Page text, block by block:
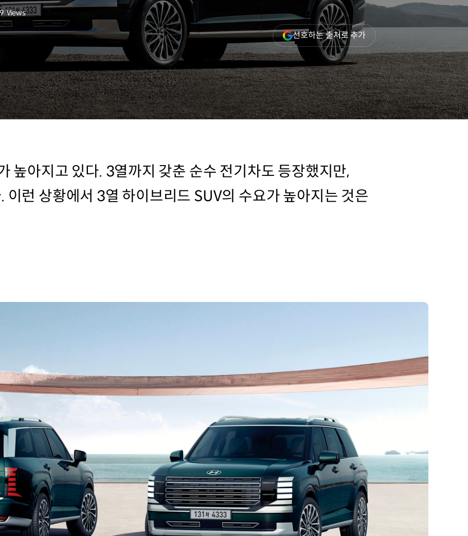
Views
선호하는 출처로 추가(새
창
열림)
높아지고 있다. 3열까지 갖춘 순수 전기차도 등장했지만,
이런 상황에서 3열 하이브리드 SUV의 수요가 높아지는 것은